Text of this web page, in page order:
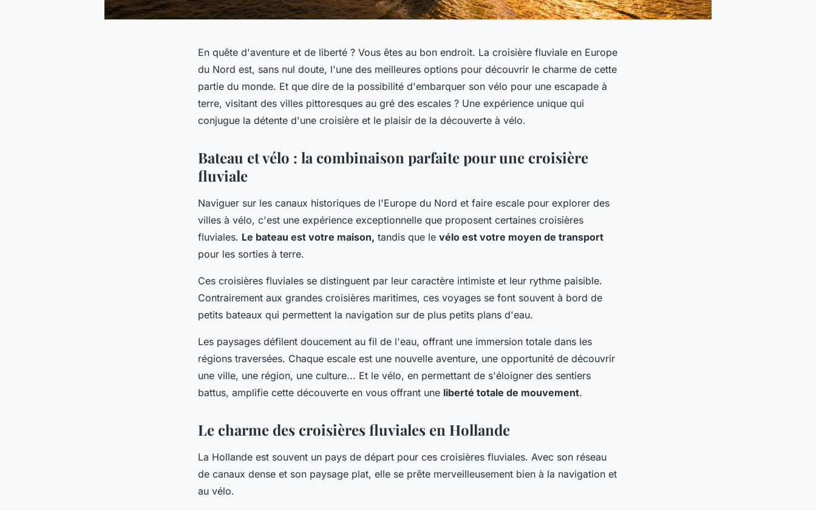
En quête d'aventure et de liberté ? Vous êtes au bon endroit. La croisière fluviale en Europe
du Nord est, sans nul doute, l'une des meilleures options pour découvrir le charme de cette
partie du monde. Et que dire de la possibilité d'embarquer son vélo pour une escapade à
terre, visitant des villes pittoresques au gré des escales ? Une expérience unique qui
conjugue la détente d'une croisière et le plaisir de la découverte à vélo.
Bateau et vélo : la combinaison parfaite pour une croisière
fluviale
Naviguer sur les canaux historiques de l'Europe du Nord et faire escale pour explorer des
villes à vélo, c'est une expérience exceptionnelle que proposent certaines croisières
fluviales. Le bateau est votre maison, tandis que le vélo est votre moyen de transport
pour les sorties à terre.
Ces croisières fluviales se distinguent par leur caractère intimiste et leur rythme paisible.
Contrairement aux grandes croisières maritimes, ces voyages se font souvent à bord de
petits bateaux qui permettent la navigation sur de plus petits plans d'eau.
Les paysages défilent doucement au fil de l'eau, offrant une immersion totale dans les
régions traversées. Chaque escale est une nouvelle aventure, une opportunité de découvrir
une ville, une région, une culture... Et le vélo, en permettant de s'éloigner des sentiers
battus, amplifie cette découverte en vous offrant une liberté totale de mouvement.
Le charme des croisières fluviales en Hollande
La Hollande est souvent un pays de départ pour ces croisières fluviales. Avec son réseau
de canaux dense et son paysage plat, elle se prête merveilleusement bien à la navigation et
au vélo.